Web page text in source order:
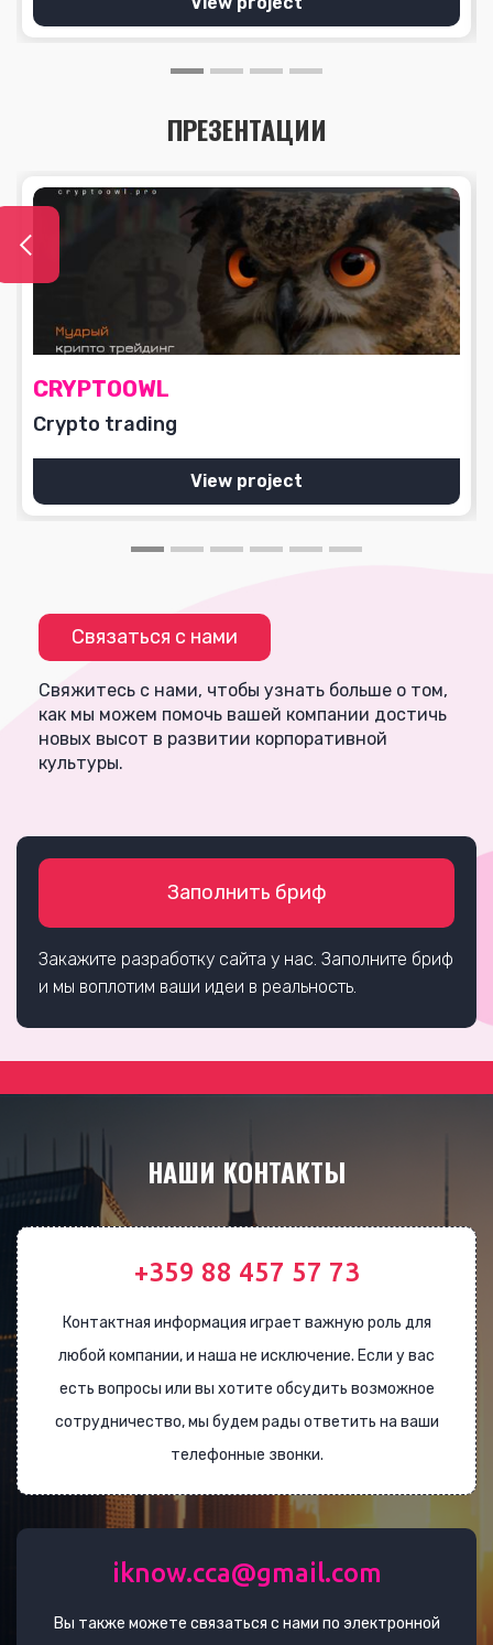
ПРЕЗЕНТАЦИИ
CRYPTOОWL
Crypto trading
View project
Связаться с нами
Свяжитесь с нами, чтобы узнать больше о том,
как мы можем помочь вашей компании достичь
новых высот в развитии корпоративной
культуры.
Заполнить бриф
Закажите разработку сайта у нас. Заполните бриф
и мы воплотим ваши идеи в реальность.
НАШИ КОНТАКТЫ
+359 88 457 57 73
Контактная информация играет важную роль для
любой компании, и наша не исключение. Если у вас
есть вопросы или вы хотите обсудить возможное
сотрудничество, мы будем рады ответить на ваши
телефонные звонки.
iknow.cca@gmail.com
Вы также можете связаться с нами по электронной